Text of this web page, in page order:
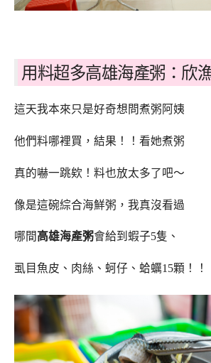
用料超多高雄海產粥：欣
這天我本來只是好奇想問煮粥阿姨
他們料哪裡買，結果！！看她煮粥
真的嚇一跳欸！料也放太多了吧～
像是這碗綜合海鮮粥，我真沒看過
哪間高雄海產粥會給到蝦子5隻、
虱目魚皮、肉絲、蚵仔、蛤蠣15顆！！